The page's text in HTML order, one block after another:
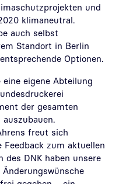
und
klimaneutral.
auch selbst
Standort in Berlin
Optionen.
eigene Abteilung
der gesamten
freut sich
Feedback zum aktuellen
des DNK haben unsere